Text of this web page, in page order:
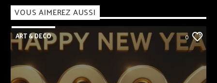
VOUS AIMEREZ AUSSI
ART & DECO 0